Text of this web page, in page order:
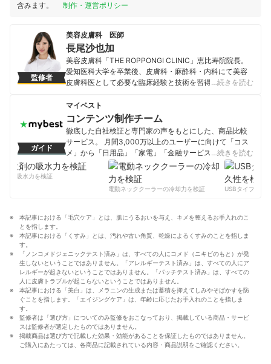
含みます。
制作・運営ポリシー
監修者
美容皮膚科 医師
長尾沙也加
美容皮膚科「THE ROPPONGI CLINIC」恵比寿院院長。
愛知医科大学を卒業後、皮膚科・麻酔科・内科にて美容
皮膚科医として必要な臨床経験と技術を習得した。その
本院、横浜院や他美容皮膚科クリニックで多くの患者を
担当。自身の集大成となる初のクリニックを六本木に開
院。2021年4月には美容のお城である皮膚科と外科を統
合したクリニックを恵比寿に開院。美容医療に情熱とこ
だわりを持ち、多くのクリニックで磨き抜かれた経験
と、ミセスジャパン全国大会優勝の経験から、患者様目
線の丁寧できめ細かいカウンセリングと総合的な面から
美を引き出す美の総合プロデュースを得意とした治療を
行っている。コスメコンシェルジュも取得しており、院
いる。
…続きを読む
ガイド
マイベスト
コンテンツ制作チーム
徹底した自社検証と専門家の声をもとにした、商品比較
サービス。 月間3,000万以上のユーザーに向けて「コス
メ」から「日用品」「家電」「金融サービス」まで、ベ
ストな商品を選んでもらうために、毎日コンテンツを制
コンテンツ制作チームのプロフィール
…続きを読む
の吸水力を検証
電動ネッククーラーの冷却力を検証
USBタイプCケー
本記事における「毛穴ケア」とは、肌にうるおいを与え、キメを整えるお手入れのこ
とを指します。
本記事における「くすみ」とは、汚れや古い角質、乾燥によるくすみのことを指しま
す。
「ノンコメドジェニックテスト済み」は、すべての人にコメド（ニキビのもと）が発
生しないということではありません。「アレルギーテスト済み」は、すべての人にア
レルギーが起きないということではありません。「パッチテスト済み」は、すべての
人に皮膚トラブルが起こらないということではありません。
本記事における「美白」は、メラニンの生成または蓄積を抑えてしみやそばかすを防
ぐことを指します。「エイジングケア」は、年齢に応じたお手入れのことを指しま
す。
監修者は「選び方」についてのみ監修をおこなっており、掲載している商品・サービ
スは監修者が選定したものではありません。
掲載商品は選び方で記載した効果・効能があることを保証したものではありません。
ご購入にあたっては、各商品に記載されている内容・商品説明をご確認ください。